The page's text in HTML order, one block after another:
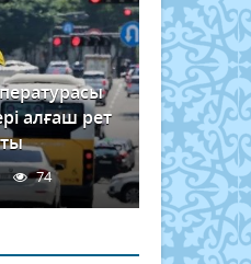
алғаш рет
74